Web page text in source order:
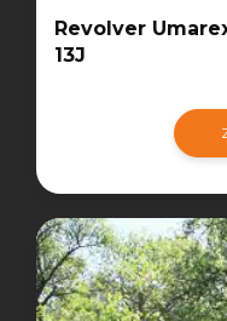
Revolver
13J